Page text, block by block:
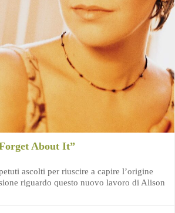
About It”
ascolti per riuscire a capire l’origine
riguardo questo nuovo lavoro di Alison